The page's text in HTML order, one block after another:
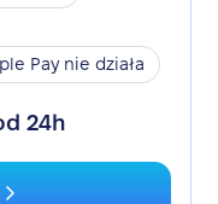
Pay nie działa
24h